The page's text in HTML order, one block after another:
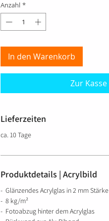
Anzahl *
In den Warenkorb
Zur Kasse
Lieferzeiten
ca. 10 Tage
Produktdetails | Acrylbild
- Glänzendes Acrylglas in 2 mm Stärke
- 8 kg/m²
- Fotoabzug hinter dem Acrylglas